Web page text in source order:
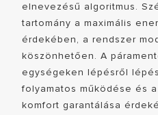
elnevezésű algoritmus.
tartomány a maximális
érdekében, a rendszer
köszönhetően. A
egységeken lépésről
folyamatos működése és
komfort garantálása